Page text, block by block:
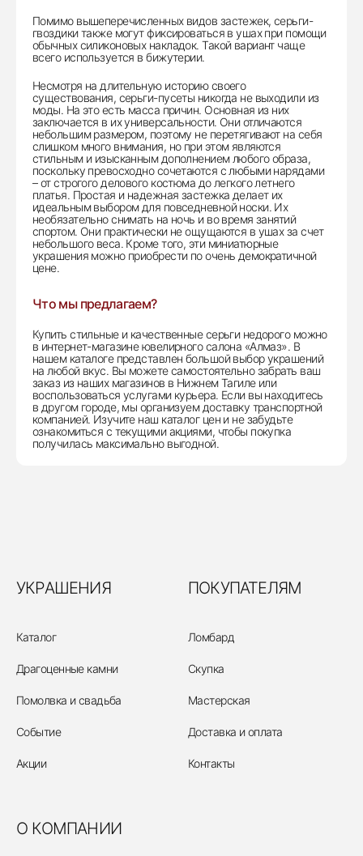
Помимо вышеперечисленных видов застежек, серьги-
гвоздики также могут фиксироваться в ушах при помощи
обычных силиконовых накладок. Такой вариант чаще
всего используется в бижутерии.
Несмотря на длительную историю своего
существования, серьги-пусеты никогда не выходили из
моды. На это есть масса причин. Основная из них
заключается в их универсальности. Они отличаются
небольшим размером, поэтому не перетягивают на себя
слишком много внимания, но при этом являются
стильным и изысканным дополнением любого образа,
поскольку превосходно сочетаются с любыми нарядами
– от строгого делового костюма до легкого летнего
платья. Простая и надежная застежка делает их
идеальным выбором для повседневной носки. Их
необязательно снимать на ночь и во время занятий
спортом. Они практически не ощущаются в ушах за счет
небольшого веса. Кроме того, эти миниатюрные
украшения можно приобрести по очень демократичной
цене.
Что мы предлагаем?
Купить стильные и качественные серьги недорого можно
в интернет-магазине ювелирного салона «Алмаз». В
нашем каталоге представлен большой выбор украшений
на любой вкус. Вы можете самостоятельно забрать ваш
заказ из наших магазинов в Нижнем Тагиле или
воспользоваться услугами курьера. Если вы находитесь
в другом городе, мы организуем доставку транспортной
компанией. Изучите наш каталог цен и не забудьте
ознакомиться с текущими акциями, чтобы покупка
получилась максимально выгодной.
УКРАШЕНИЯ
Каталог
Драгоценные камни
Помолвка и свадьба
Событие
Акции
ПОКУПАТЕЛЯМ
Ломбард
Скупка
Мастерская
Доставка и оплата
Контакты
О КОМПАНИИ